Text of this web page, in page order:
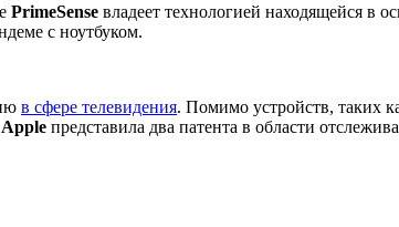
PrimeSense владеет технологией находящейся в
с ноутбуком.
в сфере телевидения. Помимо устройств, таких
Apple представила два патента в области